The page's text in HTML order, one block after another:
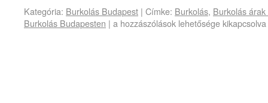
Kategória: Burkolás Budapest | Címke: Burkolás, Burkolás
Burkolás Budapesten | a hozzászólások lehetősége kikapcsolva